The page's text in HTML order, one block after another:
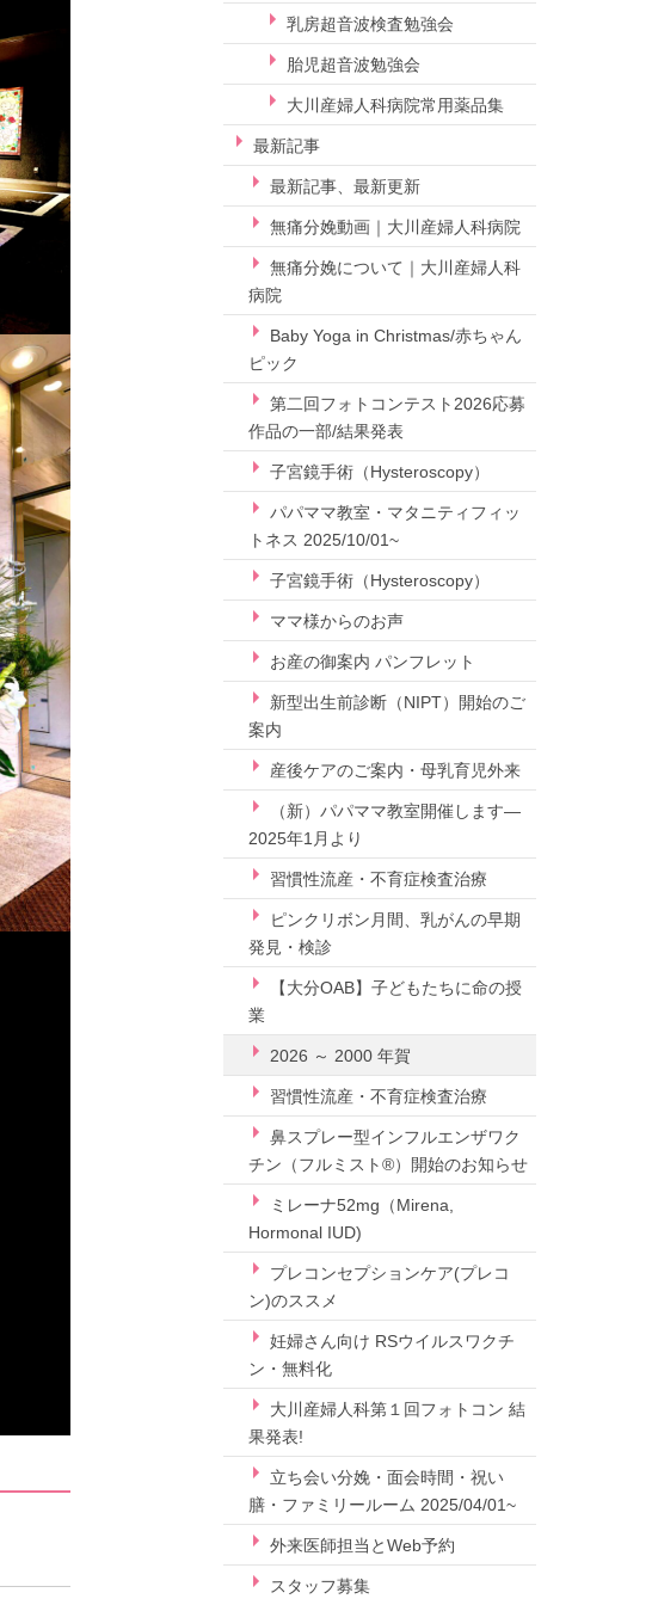
乳房超音波検査勉強会
胎児超音波勉強会
大川産婦人科病院常用薬品集
最新記事
最新記事、最新更新
無痛分娩動画｜大川産婦人科病院
無痛分娩について｜大川産婦人科
病院
Baby Yoga in Christmas/赤ちゃん
ピック
第二回フォトコンテスト2026応募
作品の一部/結果発表
子宮鏡手術（Hysteroscopy）
パパママ教室・マタニティフィッ
トネス 2025/10/01~
子宮鏡手術（Hysteroscopy）
ママ様からのお声
お産の御案内 パンフレット
新型出生前診断（NIPT）開始のご
案内
産後ケアのご案内・母乳育児外来
（新）パパママ教室開催します—
2025年1月より
習慣性流産・不育症検査治療
ピンクリボン月間、乳がんの早期
発見・検診
【大分OAB】子どもたちに命の授
業
2026 ～ 2000 年賀
習慣性流産・不育症検査治療
鼻スプレー型インフルエンザワク
チン（フルミスト®）開始のお知らせ
ミレーナ52mg（Mirena,
Hormonal IUD)
プレコンセプションケア(プレコ
ン)のススメ
妊婦さん向け RSウイルスワクチ
ン・無料化
大川産婦人科第１回フォトコン 結
果発表!
立ち会い分娩・面会時間・祝い
膳・ファミリールーム 2025/04/01~
外来医師担当とWeb予約
スタッフ募集